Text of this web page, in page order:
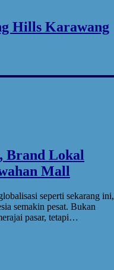
Hills Karawang
Brand Lokal
Mall
seperti sekarang ini,
semakin pesat. Bukan
pasar, tetapi…